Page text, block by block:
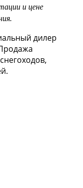
и цене
дилер